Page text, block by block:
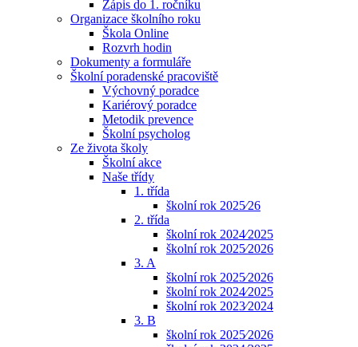
Zápis do 1. ročníku
Organizace školního roku
Škola Online
Rozvrh hodin
Dokumenty a formuláře
Školní poradenské pracoviště
Výchovný poradce
Kariérový poradce
Metodik prevence
Školní psycholog
Ze života školy
Školní akce
Naše třídy
1. třída
školní rok 2025⁄26
2. třída
školní rok 2024⁄2025
školní rok 2025⁄2026
3. A
školní rok 2025⁄2026
školní rok 2024⁄2025
školní rok 2023⁄2024
3. B
školní rok 2025⁄2026